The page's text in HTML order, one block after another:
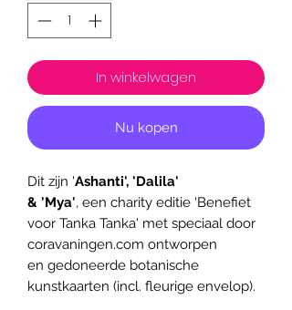
In winkelwagen
Nu kopen
Dit zijn 'Ashanti', 'Dalila'
& 'Mya', een charity editie 'Benefiet
voor Tanka Tanka' met speciaal door
coravaningen.com ontworpen
en gedoneerde botanische
kunstkaarten (incl. fleurige envelop).